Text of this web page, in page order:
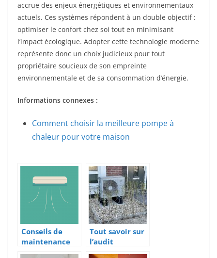
accrue des enjeux énergétiques et environnementaux
actuels. Ces systèmes répondent à un double objectif :
optimiser le confort chez soi tout en minimisant
l’impact écologique. Adopter cette technologie moderne
représente donc un choix judicieux pour tout
propriétaire soucieux de son empreinte
environnementale et de sa consommation d’énergie.
Informations connexes :
Comment choisir la meilleure pompe à
chaleur pour votre maison
Conseils de
maintenance
préventive
Tout savoir sur
l’audit
énergétique